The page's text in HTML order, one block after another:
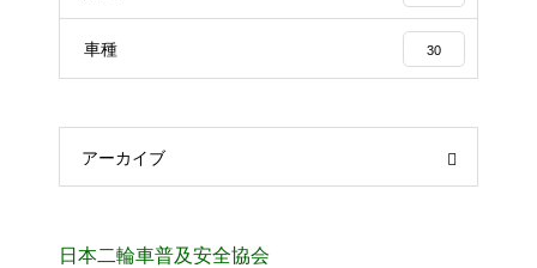
車種 30
アーカイブ
日本二輪車普及安全協会